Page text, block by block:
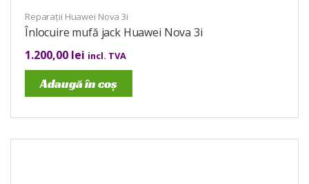
Reparații Huawei Nova 3i
Înlocuire mufă jack Huawei Nova 3i
1.200,00 lei incl. TVA
Adaugă în coș